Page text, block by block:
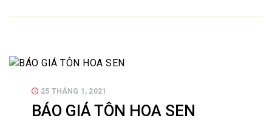
25 THÁNG 1, 2021
BÁO GIÁ TÔN HOA SEN